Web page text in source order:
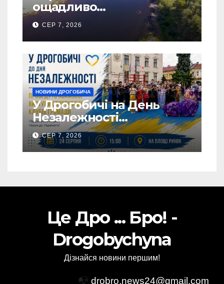
ощадливо
використовувати воду
СЕР 7, 2026
НОВИНИ ДРОГОБИЧА
У Дрогобичі на День
Незалежності
виступатимуть спортивні
клубів громадии
СЕР 7, 2026
Це Дро ... Бро! -
Drogobychyna
Дізнайся новини першим!
📭 drobro.news24@gmail.com